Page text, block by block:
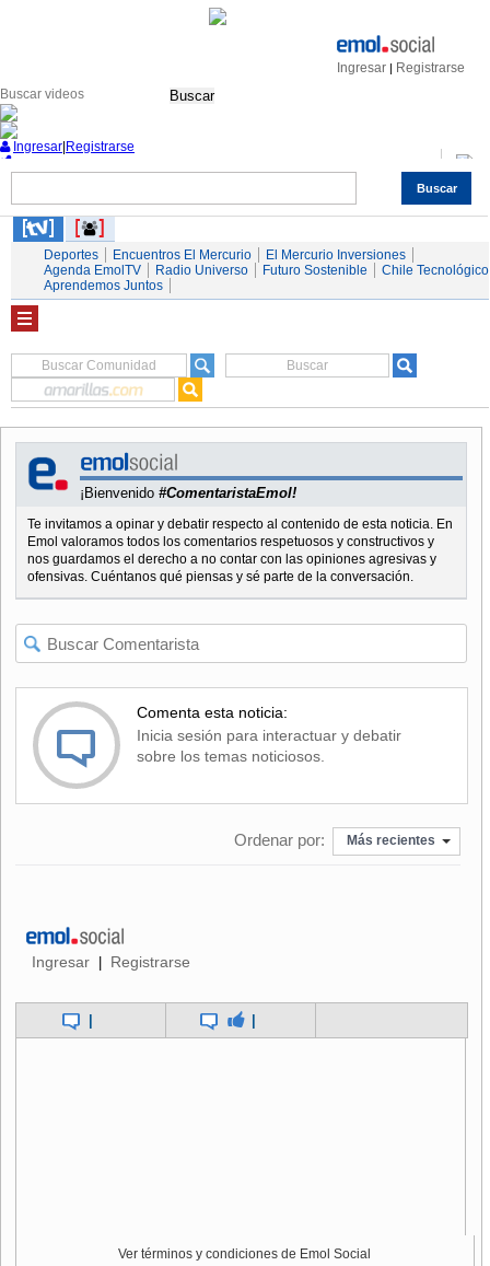
Ingresar | Registrarse
Buscar
Buscar
Ingresar Registrarse
Servicios
Deportes Encuentros El Mercurio
El Mercurio Inversiones
Agenda EmolTV
Radio Universo Futuro Sostenible
Chile Tecnológico
Aprendemos Juntos
¡Bienvenido #ComentaristaEmol!
Te invitamos a opinar y debatir respecto al contenido de esta noticia. En
Emol valoramos todos los comentarios respetuosos y constructivos y
nos guardamos el derecho a no contar con las opiniones agresivas y
ofensivas. Cuéntanos qué piensas y sé parte de la conversación.
Comenta esta noticia:
Inicia sesión para interactuar y debatir
sobre los temas noticiosos.
Ordenar por: Más recientes
Ingresar | Registrarse
| |
Ver términos y condiciones de Emol Social